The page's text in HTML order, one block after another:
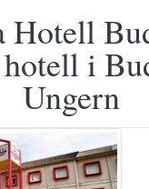
i
Ungern